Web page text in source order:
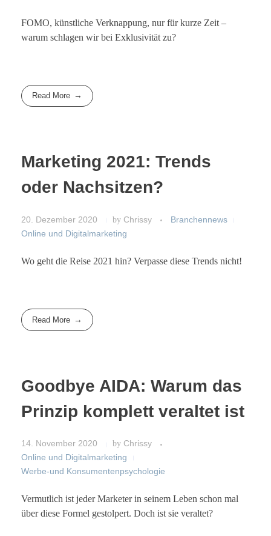
FOMO, künstliche Verknappung, nur für kurze Zeit –
warum schlagen wir bei Exklusivität zu?
Read More
Marketing 2021: Trends
oder Nachsitzen?
20. Dezember 2020 by Chrissy
Branchennews
Online und Digitalmarketing
Wo geht die Reise 2021 hin? Verpasse diese Trends nicht!
Read More
Goodbye AIDA: Warum das
Prinzip komplett veraltet ist
14. November 2020 by Chrissy
Online und Digitalmarketing
Werbe-und Konsumentenpsychologie
Vermutlich ist jeder Marketer in seinem Leben schon mal
über diese Formel gestolpert. Doch ist sie veraltet?